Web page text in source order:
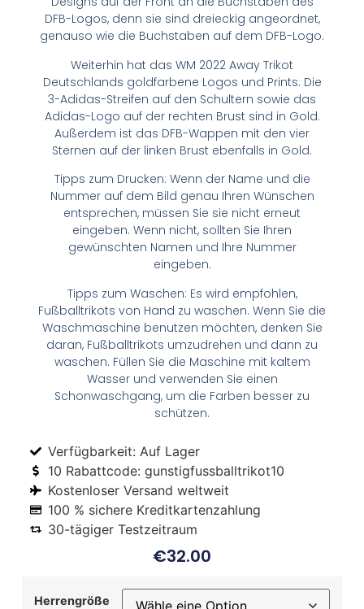
DFB-Logos, denn sie sind dreieckig angeordnet,
genauso wie die Buchstaben auf dem DFB-Logo.
Weiterhin hat das WM 2022 Away Trikot
Deutschlands goldfarbene Logos und Prints. Die
3-Adidas-Streifen auf den Schultern sowie das
Adidas-Logo auf der rechten Brust sind in Gold.
Außerdem ist das DFB-Wappen mit den vier
Sternen auf der linken Brust ebenfalls in Gold.
Tipps zum Drucken: Wenn der Name und die
Nummer auf dem Bild genau Ihren Wünschen
entsprechen, müssen Sie sie nicht erneut
eingeben. Wenn nicht, sollten Sie Ihren
gewünschten Namen und Ihre Nummer
eingeben.
Tipps zum Waschen: Es wird empfohlen,
Fußballtrikots von Hand zu waschen. Wenn Sie die
Waschmaschine benutzen möchten, denken Sie
daran, Fußballtrikots umzudrehen und dann zu
waschen. Füllen Sie die Maschine mit kaltem
Wasser und verwenden Sie einen
Schonwaschgang, um die Farben besser zu
schützen.
Verfügbarkeit: Auf Lager
10 Rabattcode: gunstigfussballtrikot10
Kostenloser Versand weltweit
100 % sichere Kreditkartenzahlung
30-tägiger Testzeitraum
€32.00
Herrengröße